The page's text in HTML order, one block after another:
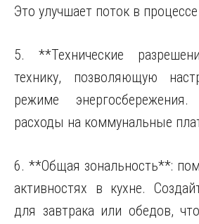
Это улучшает поток в
5. **Технические
технику, позволяющую
режиме
расходы на коммунальные
6. **Общая зональность**:
активностях в кухне.
для завтрака или обедов,